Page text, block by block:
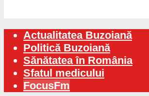
Actualitatea Buzoiană
Politică Buzoiană
Sănătatea în România
Sfatul medicului
FocusFm